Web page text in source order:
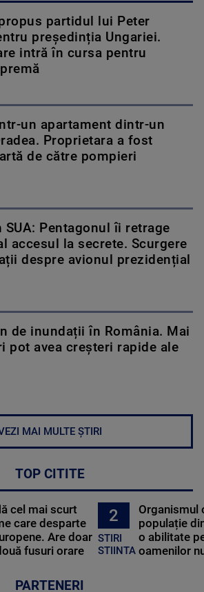
partidul lui Peter
președinția Ungariei.
intră în cursa pentru
un apartament dintr-un
Proprietara a fost
de către pompieri
SUA: Pentagonul îi retrage
accesul la secrete. Scurgere
despre avionul prezidențial
de inundații în România. Mai
pot avea creșteri rapide ale
MAI MULTE ȘTIRI
TOP CITITE
cel mai scurt
care desparte
Are doar
fusuri orare
2
STIRI
STIINTA
Organismul
populație
o abilitate
oamenilor
PARTENERI